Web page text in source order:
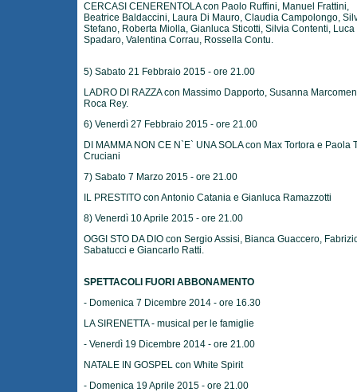
CERCASI CENERENTOLA con Paolo Ruffini, Manuel Frattini,
Beatrice Baldaccini, Laura Di Mauro, Claudia Campolongo,
Stefano, Roberta Miolla, Gianluca Sticotti, Silvia Contenti, Luca
Spadaro, Valentina Corrau, Rossella Contu.
5) Sabato 21 Febbraio 2015 - ore 21.00
LADRO DI RAZZA con Massimo Dapporto, Susanna
Roca Rey.
6) Venerdì 27 Febbraio 2015 - ore 21.00
DI MAMMA NON CE N`E` UNA SOLA con Max Tortora e Paola
Cruciani
7) Sabato 7 Marzo 2015 - ore 21.00
IL PRESTITO con Antonio Catania e Gianluca Ramazzotti
8) Venerdì 10 Aprile 2015 - ore 21.00
OGGI STO DA DIO con Sergio Assisi, Bianca Guaccero,
Sabatucci e Giancarlo Ratti.
SPETTACOLI FUORI ABBONAMENTO
- Domenica 7 Dicembre 2014 - ore 16.30
LA SIRENETTA - musical per le famiglie
- Venerdì 19 Dicembre 2014 - ore 21.00
NATALE IN GOSPEL con White Spirit
- Domenica 19 Aprile 2015 - ore 21.00